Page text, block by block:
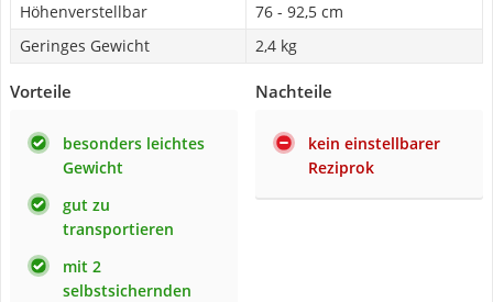
Höhenverstellbar
76 - 92,5 cm
Geringes Gewicht
2,4 kg
Vorteile
besonders leichtes
Gewicht
gut zu
transportieren
mit 2
selbstsichernden
Nachteile
kein einstellbarer
Reziprok